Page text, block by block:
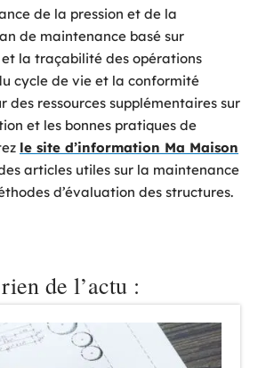
de la pression et de la
de maintenance basé sur
et la traçabilité des opérations
cycle de vie et la conformité
des ressources supplémentaires sur
et les bonnes pratiques de
le site d’information Ma Maison
articles utiles sur la maintenance
d’évaluation des structures.
de l’actu :